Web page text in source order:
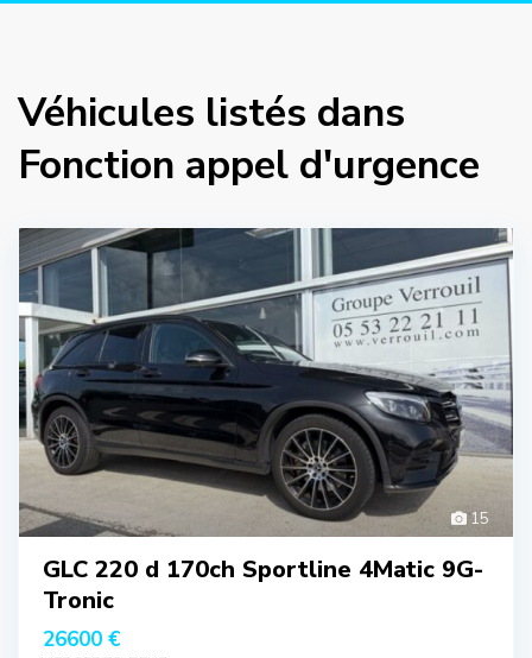
Véhicules listés dans
Fonction appel d'urgence
15
GLC 220 d 170ch Sportline 4Matic 9G-
Tronic
26600 €